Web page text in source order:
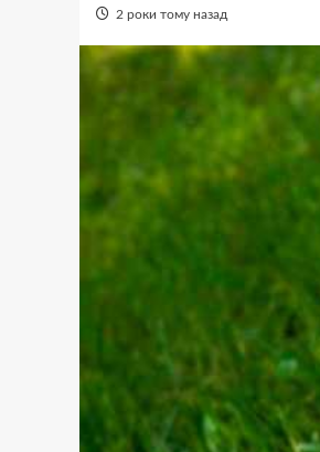
2 роки тому назад